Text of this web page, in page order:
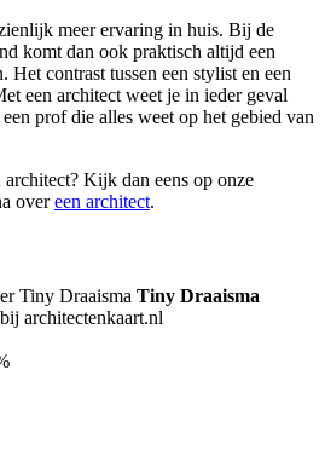
meer ervaring in huis. Bij de
komt dan ook praktisch altijd een
contrast tussen een stylist en een
een architect weet je in ieder geval
prof die alles weet op het gebied van
Kijk dan eens op onze
overeen architect.
Tiny Draaisma
architectenkaart.nl